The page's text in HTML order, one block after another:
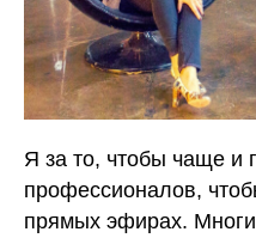
Я за то, чтобы чаще и
профессионалов,
прямых эфирах.